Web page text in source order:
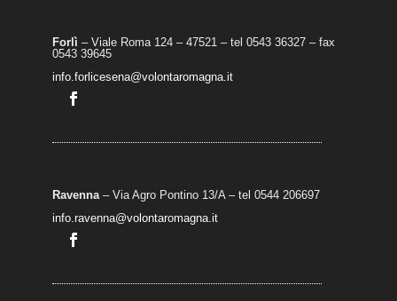
Forlì – Viale Roma 124 – 47521 – tel 0543 36327 – fax
0543 39645
info.forlicesena@volontaromagna.it
Ravenna– Via Agro Pontino 13/A– tel 0544 206697
info.ravenna@volontaromagna.it